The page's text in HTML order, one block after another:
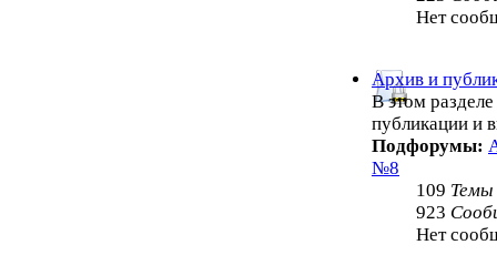
Нет
Архив и
В этом
публикации и
Подфорумы:
№8
109 Темы
923
Нет